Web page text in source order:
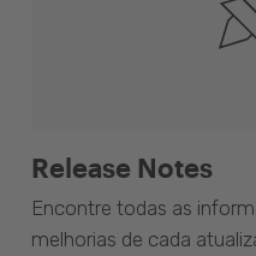
Release Notes
Encontre todas as
melhorias de cada